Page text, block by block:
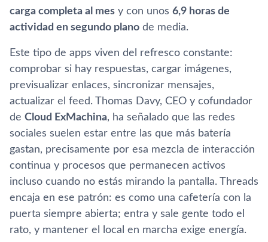
carga completa al mes y con unos 6,9 horas de
actividad en segundo plano de media.
Este tipo de apps viven del refresco constante:
comprobar si hay respuestas, cargar imágenes,
previsualizar enlaces, sincronizar mensajes,
actualizar el feed. Thomas Davy, CEO y cofundador
de Cloud ExMachina, ha señalado que las redes
sociales suelen estar entre las que más batería
gastan, precisamente por esa mezcla de interacción
continua y procesos que permanecen activos
incluso cuando no estás mirando la pantalla. Threads
encaja en ese patrón: es como una cafetería con la
puerta siempre abierta; entra y sale gente todo el
rato, y mantener el local en marcha exige energía.